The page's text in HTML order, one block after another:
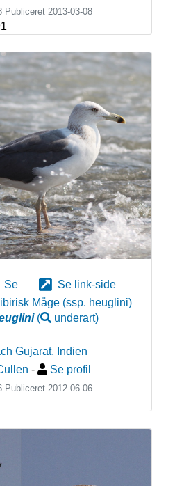
Publiceret 2013-03-08
Se
Se link-side
Måge (ssp. heuglini)
( underart)
Gujarat, Indien
- Se profil
Publiceret 2012-06-06